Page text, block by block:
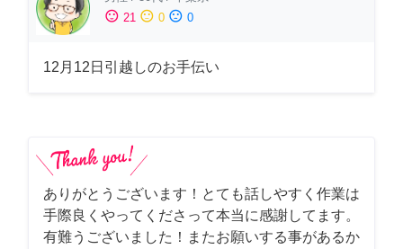
sentiment_satisfied 21 sentiment_neutral 0 sentiment_dissatisfied 0
12月12日引越しのお手伝い
ありがとうございます！とても話しやすく作業は
手際良くやってくださって本当に感謝してます。
有難うございました！またお願いする事があるか